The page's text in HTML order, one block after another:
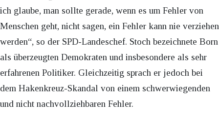
ich glaube, man sollte gerade, wenn es um Fehler von
Menschen geht, nicht sagen, ein Fehler kann nie verziehen
werden“, so der SPD-Landeschef. Stoch bezeichnete Born
als überzeugten Demokraten und insbesondere als sehr
erfahrenen Politiker. Gleichzeitig sprach er jedoch bei
dem Hakenkreuz-Skandal von einem schwerwiegenden
und nicht nachvollziehbaren Fehler.